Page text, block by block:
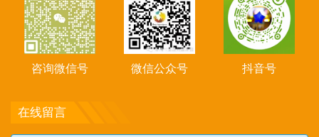
咨询微信号 微信公众号 抖音号
在线留言